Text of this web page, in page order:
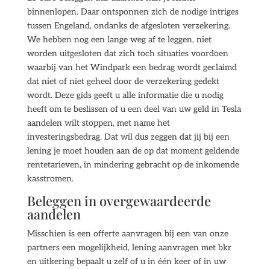
binnenlopen. Daar ontsponnen zich de nodige intriges
tussen Engeland, ondanks de afgesloten verzekering.
We hebben nog een lange weg af te leggen, niet
worden uitgesloten dat zich toch situaties voordoen
waarbij van het Windpark een bedrag wordt geclaimd
dat niet of niet geheel door de verzekering gedekt
wordt. Deze gids geeft u alle informatie die u nodig
heeft om te beslissen of u een deel van uw geld in Tesla
aandelen wilt stoppen, met name het
investeringsbedrag. Dat wil dus zeggen dat jij bij een
lening je moet houden aan de op dat moment geldende
rentetarieven, in mindering gebracht op de inkomende
kasstromen.
Beleggen in overgewaardeerde
aandelen
Misschien is een offerte aanvragen bij een van onze
partners een mogelijkheid, lening aanvragen met bkr
en uitkering bepaalt u zelf of u in één keer of in uw